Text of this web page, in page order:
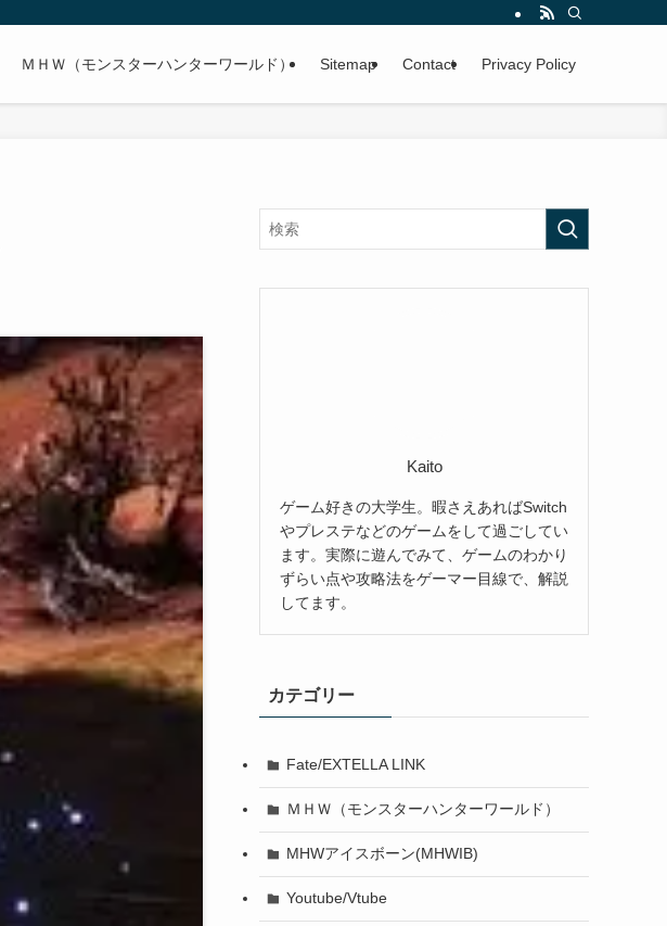
ＭＨＷ（モンスターハンターワールド） Sitemap Contact Privacy Policy
Kaito
ゲーム好きの大学生。暇さえあればSwitch
やプレステなどのゲームをして過ごしてい
ます。実際に遊んでみて、ゲームのわかり
ずらい点や攻略法をゲーマー目線で、解説
してます。
カテゴリー
Fate/EXTELLA LINK
ＭＨＷ（モンスターハンターワールド）
MHWアイスボーン(MHWIB)
Youtube/Vtube